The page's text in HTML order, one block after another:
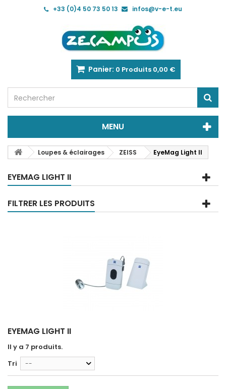
+33 (0)4 50 73 50 13 infos@v-e-t.eu
Panier: 0 Produits 0,00 €
MENU
Loupes & éclairages ZEISS EyeMag Light II
EYEMAG LIGHT II
FILTRER LES PRODUITS
EYEMAG LIGHT II
Il y a 7 produits.
Tri
--